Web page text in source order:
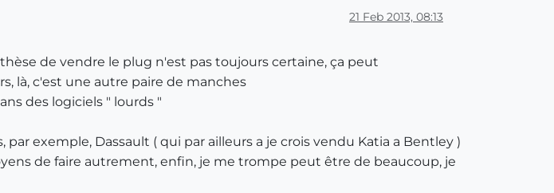
21 Feb 2013, 08:13
de vendre le plug n'est pas toujours certaine, ça peut
là, c'est une autre paire de manches
des logiciels " lourds "
exemple, Dassault ( qui par ailleurs a je crois vendu Katia a Bentley )
de faire autrement, enfin, je me trompe peut être de beaucoup, je